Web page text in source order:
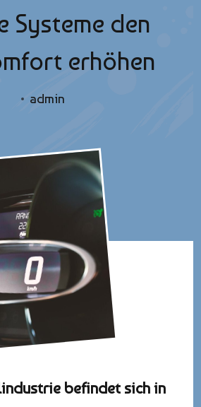
Systeme den
erhöhen
admin
befindet sich in